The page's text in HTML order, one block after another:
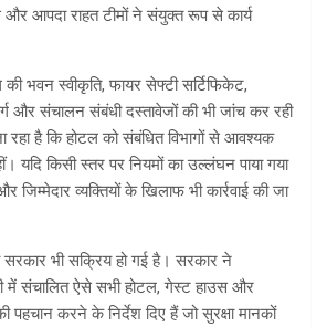
और आपदा राहत टीमों ने संयुक्त रूप से कार्य
भवन स्वीकृति, फायर सेफ्टी सर्टिफिकेट,
और संचालन संबंधी दस्तावेजों की भी जांच कर रही
रहा है कि होटल को संबंधित विभागों से आवश्यक
यदि किसी स्तर पर नियमों का उल्लंघन पाया गया
जिम्मेदार व्यक्तियों के खिलाफ भी कार्रवाई की जा
सरकार भी सक्रिय हो गई है। सरकार ने
में संचालित ऐसे सभी होटल, गेस्ट हाउस और
पहचान करने के निर्देश दिए हैं जो सुरक्षा मानकों